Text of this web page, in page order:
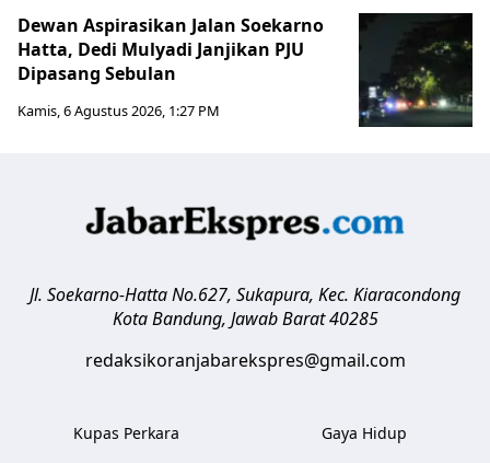
Dewan Aspirasikan Jalan Soekarno
Hatta, Dedi Mulyadi Janjikan PJU
Dipasang Sebulan
Kamis, 6 Agustus 2026, 1:27 PM
Jl. Soekarno-Hatta No.627, Sukapura, Kec. Kiaracondong
Kota Bandung, Jawab Barat 40285
redaksikoranjabarekspres@gmail.com
Kupas Perkara
Gaya Hidup